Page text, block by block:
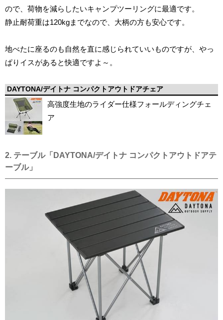
ので、荷物を減らしたいキャンプツーリングに最適です。
静止耐荷重は120kgまでなので、大柄の方も安心です。
地べたに座るのも自然を直に感じられていいものですが、やっ
ぱりイスがあると快適ですよ～。
DAYTONA/デイトナ コンパクトアウトドアチェア
高強度生地のライダー仕様フォールディングチェ
ア
2. テーブル「DAYTONA/デイトナ コンパクトアウトドアテ
ーブル」